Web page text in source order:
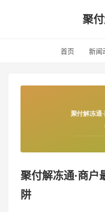
聚
首页 新闻
聚付解冻通·商户
阱